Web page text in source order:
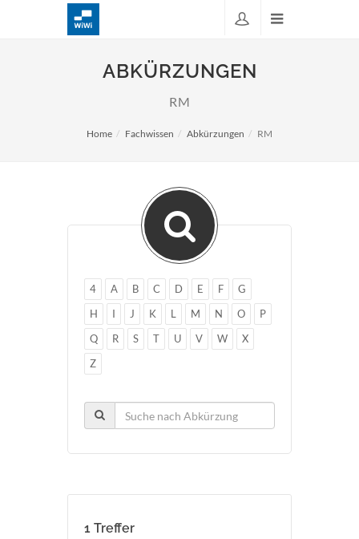
ABKÜRZUNGEN
RM
Home Fachwissen Abkürzungen RM
4 A B C D E F
G
H
I J K L M N O
P
Q
R S T U V W
X
Z
1 Treffer